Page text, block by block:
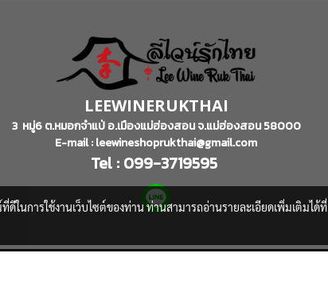
LEEWINERUKTHAI
3 หมู่6 ต.หมอกจำแป่ อ.เมืองแม่ฮ่องสอน จ.แม่ฮ่องสอน 58000
E-mail : leewineshoprukthai@gmail.com
Tel : 099-3719595
นการใช้งานเว็บไซต์ของท่าน ท่านสามารถอ่านรายละเอียดเพิ่มเติมได้ที่